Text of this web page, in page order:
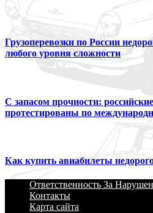
Грузоперевозки по России
любого уровня сложности
С запасом прочности:
протестированы по
Как купить авиабилеты
Ответственность За
Контакты
Карта сайта